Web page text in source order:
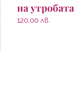
на утробата
120.00 лв.